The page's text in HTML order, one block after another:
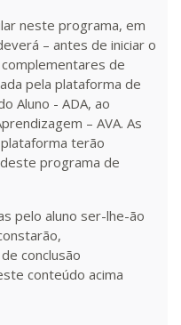
R$ 2.082,12
Matricular
R$ 2.240,16
Matricular
neste programa, em
– antes de iniciar o
de
pela plataforma de
Aluno - ADA, ao
– AVA. As
terão
programa de
pelo aluno ser-lhe-ão
conclusão
conteúdo acima